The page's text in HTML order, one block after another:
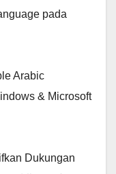
pada
Arabic
& Microsoft
Dukungan